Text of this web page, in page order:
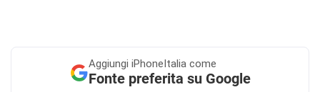
Aggiungi iPhoneItalia come
Fonte preferita su Google